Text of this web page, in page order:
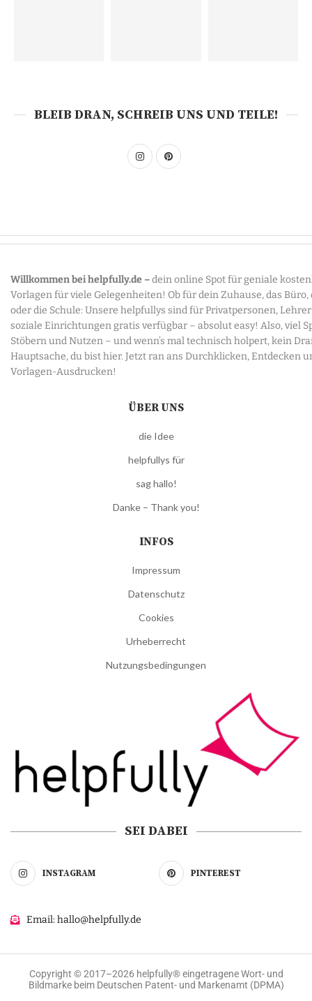
BLEIB DRAN, SCHREIB UNS UND TEILE!
Willkommen bei helpfully.de –dein online Spot für geniale
Vorlagen für viele Gelegenheiten! Ob für dein Zuhause, das Büro,
oder die Schule: Unsere helpfullys sind für Privatpersonen,
soziale Einrichtungen gratis verfügbar – absolut easy! Also, viel
Stöbern und Nutzen – und wenn’s mal technisch holpert, kein
Hauptsache, du bist hier. Jetzt ran ans Durchklicken, Entdecken
Vorlagen-Ausdrucken!
ÜBER UNS
die Idee
helpfullys für
sag hallo!
Danke – Thank you!
INFOS
Impressum
Datenschutz
Cookies
Urheberrecht
Nutzungsbedingungen
SEI DABEI
INSTAGRAM PINTEREST
Email: hallo@helpfully.de
Copyright © 2017–2026 helpfully® eingetragene Wort- und
Bildmarke beim Deutschen Patent- und Markenamt (DPMA)